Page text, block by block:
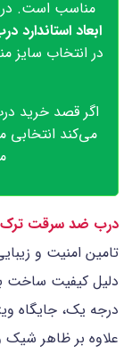
مناسب است. در
ابعاد
در انتخاب سایز
اگر قصد خرید
می‌کند انتخابی
درب ضد سرقت
تامین امنیت و
دلیل کیفیت ساخت
درجه یک، جایگاه
علاوه بر ظاهر شیک